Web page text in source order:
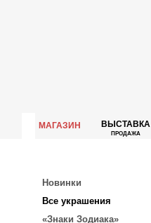
МАГАЗИН ВЫСТАВКА
ПРОДАЖА
Новинки
Все украшения
«Знаки Зодиака»